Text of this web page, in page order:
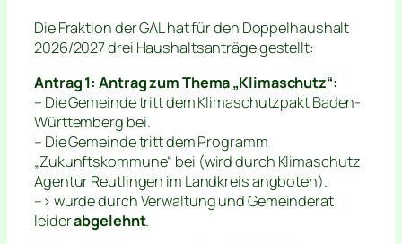
Die Fraktion der GAL hat für den Doppelhaushalt
2026/2027 drei Haushaltsanträge gestellt:
Antrag 1: Antrag zum Thema „Klimaschutz“:
– Die Gemeinde tritt dem Klimaschutzpakt Baden-
Württemberg bei.
– Die Gemeinde tritt dem Programm
„Zukunftskommune“ bei (wird durch Klimaschutz
Agentur Reutlingen im Landkreis angboten).
–> wurde durch Verwaltung und Gemeinderat
leiderabgelehnt.